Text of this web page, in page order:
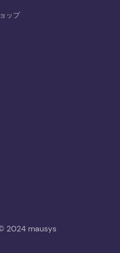
ップ
2024 mausys